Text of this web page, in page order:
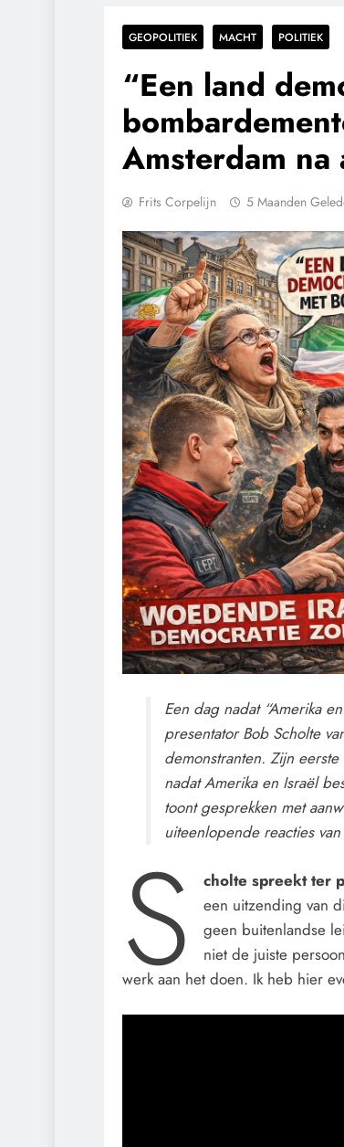
GEOPOLITIEK MACHT POLITIEK
“Een land
Amsterdam
Frits Corpelijn 5 Maanden
Een dag nadat “Amerika
presentator Bob Scholte
demonstranten. Zijn
nadat Amerika en Israël
toont gesprekken met
uiteenlopende reacties
S cholte spreekt ter
een uitzending van
geen buitenlandse
niet de juiste
werk aan het doen. Ik heb hier